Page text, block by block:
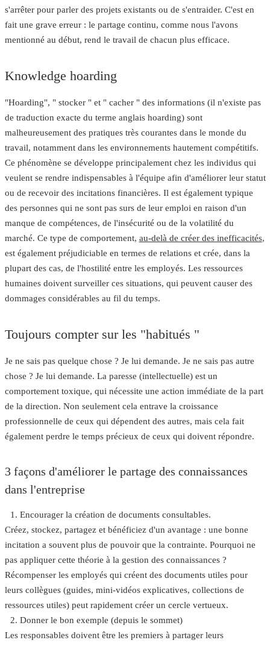
s'arrêter pour parler des projets existants ou de s'entraider. C'est en
fait une grave erreur : le partage continu, comme nous l'avons
mentionné au début, rend le travail de chacun plus efficace.
Knowledge hoarding
"Hoarding", " stocker " et " cacher " des informations (il n'existe pas
de traduction exacte du terme anglais hoarding) sont
malheureusement des pratiques très courantes dans le monde du
travail, notamment dans les environnements hautement compétitifs.
Ce phénomène se développe principalement chez les individus qui
veulent se rendre indispensables à l'équipe afin d'améliorer leur statut
ou de recevoir des incitations financières. Il est également typique
des personnes qui ne sont pas surs de leur emploi en raison d'un
manque de compétences, de l'insécurité ou de la volatilité du
marché. Ce type de comportement, au-delà de créer des inefficacités,
est également préjudiciable en termes de relations et crée, dans la
plupart des cas, de l'hostilité entre les employés. Les ressources
humaines doivent surveiller ces situations, qui peuvent causer des
dommages considérables au fil du temps.
Toujours compter sur les "habitués "
Je ne sais pas quelque chose ? Je lui demande. Je ne sais pas autre
chose ? Je lui demande. La paresse (intellectuelle) est un
comportement toxique, qui nécessite une action immédiate de la part
de la direction. Non seulement cela entrave la croissance
professionnelle de ceux qui dépendent des autres, mais cela fait
également perdre le temps précieux de ceux qui doivent répondre.
3 façons d'améliorer le partage des connaissances
dans l'entreprise
Encourager la création de documents consultables.
Créez, stockez, partagez et bénéficiez d'un avantage : une bonne
incitation a souvent plus de pouvoir que la contrainte. Pourquoi ne
pas appliquer cette théorie à la gestion des connaissances ?
Récompenser les employés qui créent des documents utiles pour
leurs collègues (guides, mini-vidéos explicatives, collections de
ressources utiles) peut rapidement créer un cercle vertueux.
Donner le bon exemple (depuis le sommet)
Les responsables doivent être les premiers à partager leurs